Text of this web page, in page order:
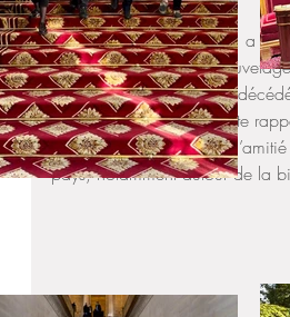
Trécesson.
Lors de son discours, S.E. a
pour la France lors du
trois marins de la SNSM
mois de juin. Elle a ensuite
sa présence, la force de
pays, notamment autour de la